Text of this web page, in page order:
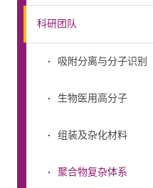
科研团队
吸附分离与分子识别
生物医用高分子
组装及杂化材料
聚合物复杂体系